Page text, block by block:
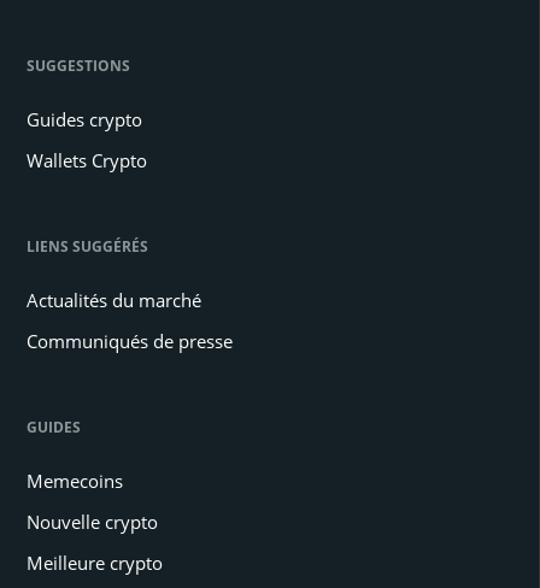
SUGGESTIONS
Guides crypto
Wallets Crypto
LIENS SUGGÉRÉS
Actualités du marché
Communiqués de presse
GUIDES
Memecoins
Nouvelle crypto
Meilleure crypto